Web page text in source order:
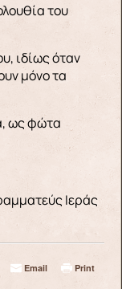
του
ιδίως όταν
μόνο τα
ως φώτα
Ιεράς
Email Print